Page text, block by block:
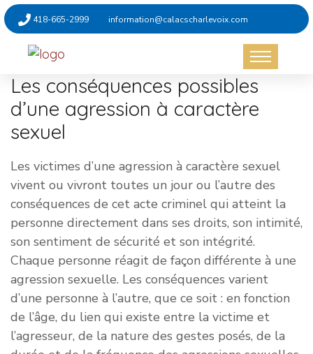
418-665-2999 information@calacscharlevoix.com
Les conséquences possibles
d’une agression à caractère
sexuel
Les victimes d’une agression à caractère sexuel
vivent ou vivront toutes un jour ou l’autre des
conséquences de cet acte criminel qui atteint la
personne directement dans ses droits, son intimité,
son sentiment de sécurité et son intégrité.
Chaque personne réagit de façon différente à une
agression sexuelle. Les conséquences varient
d’une personne à l’autre, que ce soit : en fonction
de l’âge, du lien qui existe entre la victime et
l’agresseur, de la nature des gestes posés, de la